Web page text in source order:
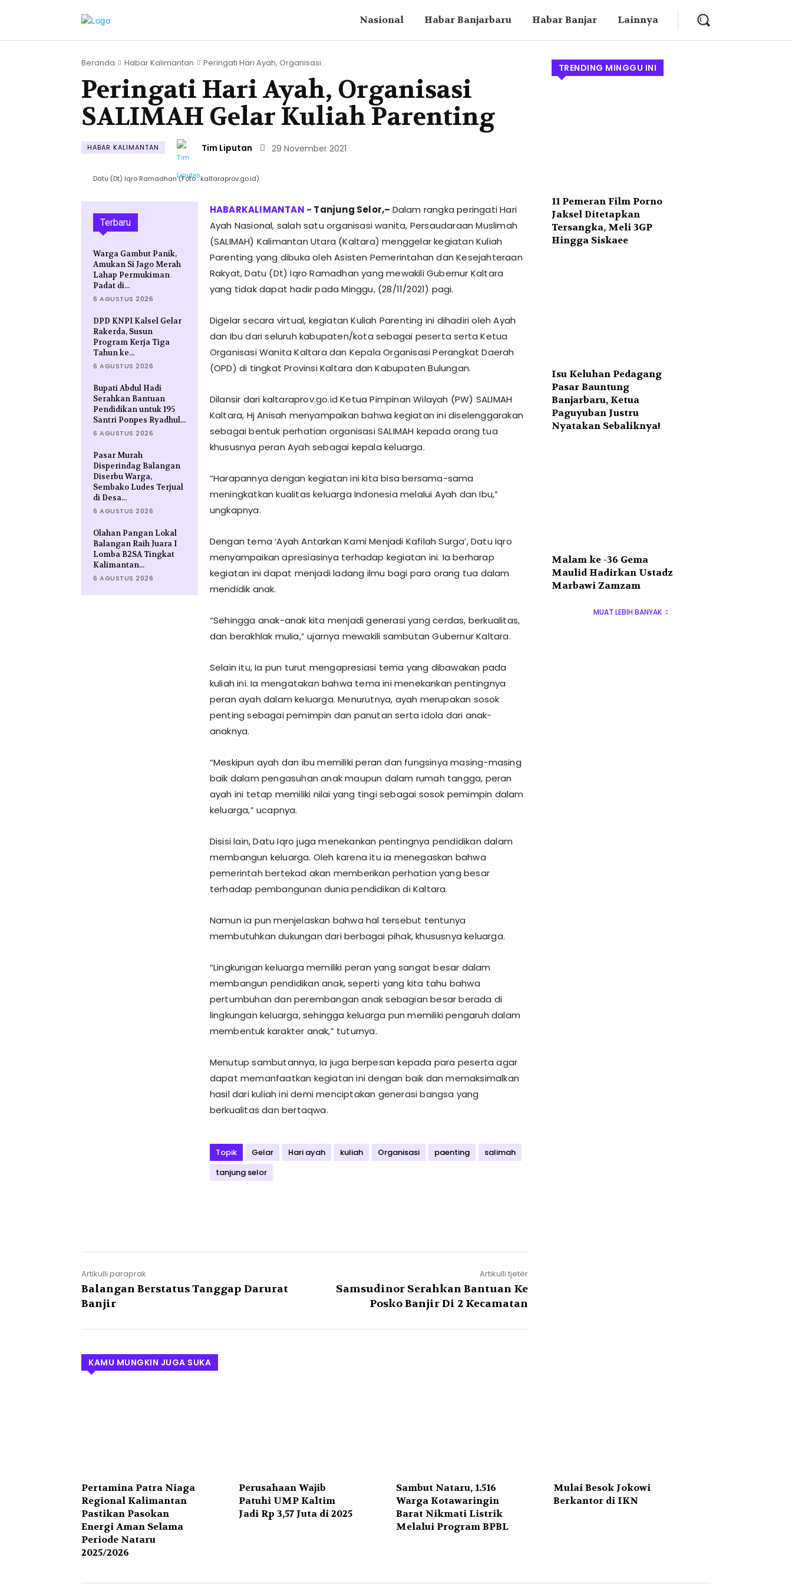
Nasional Habar Banjarbaru Habar Banjar Lainnya
Beranda Habar Kalimantan Peringati Hari Ayah, Organisasi...
Peringati Hari Ayah, Organisasi
SALIMAH Gelar Kuliah Parenting
HABAR KALIMANTAN Tim Liputan 29 November 2021
Datu (Dt) Iqro Ramadhan (Foto : kaltaraprov.go.id)
Terbaru
Warga Gambut Panik,
Amukan Si Jago Merah
Lahap Permukiman
Padat di...
6 AGUSTUS 2026
DPD KNPI Kalsel Gelar
Rakerda, Susun
Program Kerja Tiga
Tahun ke...
6 AGUSTUS 2026
Bupati Abdul Hadi
Serahkan Bantuan
Pendidikan untuk 195
Santri Ponpes Ryadhul...
6 AGUSTUS 2026
Pasar Murah
Disperindag Balangan
Diserbu Warga,
Sembako Ludes Terjual
di Desa...
6 AGUSTUS 2026
Olahan Pangan Lokal
Balangan Raih Juara I
Lomba B2SA Tingkat
Kalimantan...
6 AGUSTUS 2026
Tanjung Selor,– Dalam rangka peringati Hari
Ayah Nasional, salah satu organisasi wanita, Persaudaraan Muslimah
(SALIMAH) Kalimantan Utara (Kaltara) menggelar kegiatan Kuliah
Parenting yang dibuka oleh Asisten Pemerintahan dan Kesejahteraan
Rakyat, Datu (Dt) Iqro Ramadhan yang mewakili Gubernur Kaltara
yang tidak dapat hadir pada Minggu, (28/11/2021) pagi.
Digelar secara virtual, kegiatan Kuliah Parenting ini dihadiri oleh Ayah
dan Ibu dari seluruh kabupaten/kota sebagai peserta serta Ketua
Organisasi Wanita Kaltara dan Kepala Organisasi Perangkat Daerah
(OPD) di tingkat Provinsi Kaltara dan Kabupaten Bulungan.
Dilansir dari kaltaraprov.go.id Ketua Pimpinan Wilayah (PW) SALIMAH
Kaltara, Hj Anisah menyampaikan bahwa kegiatan ini diselenggarakan
sebagai bentuk perhatian organisasi SALIMAH kepada orang tua
khususnya peran Ayah sebagai kepala keluarga.
“Harapannya dengan kegiatan ini kita bisa bersama-sama
meningkatkan kualitas keluarga Indonesia melalui Ayah dan Ibu,”
ungkapnya.
Dengan tema ‘Ayah Antarkan Kami Menjadi Kafilah Surga’, Datu Iqro
menyampaikan apresiasinya terhadap kegiatan ini. Ia berharap
kegiatan ini dapat menjadi ladang ilmu bagi para orang tua dalam
mendidik anak.
“Sehingga anak-anak kita menjadi generasi yang cerdas, berkualitas,
dan berakhlak mulia,” ujarnya mewakili sambutan Gubernur Kaltara.
Selain itu, Ia pun turut mengapresiasi tema yang dibawakan pada
kuliah ini. Ia mengatakan bahwa tema ini menekankan pentingnya
peran ayah dalam keluarga. Menurutnya, ayah merupakan sosok
penting sebagai pemimpin dan panutan serta idola dari anak-
anaknya.
“Meskipun ayah dan ibu memiliki peran dan fungsinya masing-masing
baik dalam pengasuhan anak maupun dalam rumah tangga, peran
ayah ini tetap memiliki nilai yang tingi sebagai sosok pemimpin dalam
keluarga,” ucapnya.
Disisi lain, Datu Iqro juga menekankan pentingnya pendidikan dalam
membangun keluarga. Oleh karena itu ia menegaskan bahwa
pemerintah bertekad akan memberikan perhatian yang besar
terhadap pembangunan dunia pendidikan di Kaltara.
Namun ia pun menjelaskan bahwa hal tersebut tentunya
membutuhkan dukungan dari berbagai pihak, khususnya keluarga.
“Lingkungan keluarga memiliki peran yang sangat besar dalam
membangun pendidikan anak, seperti yang kita tahu bahwa
pertumbuhan dan perembangan anak sebagian besar berada di
lingkungan keluarga, sehingga keluarga pun memiliki pengaruh dalam
membentuk karakter anak,” tuturnya.
Menutup sambutannya, Ia juga berpesan kepada para peserta agar
dapat memanfaatkan kegiatan ini dengan baik dan memaksimalkan
hasil dari kuliah ini demi menciptakan generasi bangsa yang
berkualitas dan bertaqwa.
Topik Gelar Hari ayah kuliah Organisasi paenting
salimah
tanjung selor
Artikulli paraprak
Balangan Berstatus Tanggap Darurat
Banjir
Artikulli tjetër
Samsudinor Serahkan Bantuan Ke
Posko Banjir Di 2 Kecamatan
TRENDING MINGGU INI
11 Pemeran Film Porno
Jaksel Ditetapkan
Tersangka, Meli 3GP
Hingga Siskaee
Isu Keluhan Pedagang
Pasar Bauntung
Banjarbaru, Ketua
Paguyuban Justru
Nyatakan Sebaliknya!
Malam ke -36 Gema
Maulid Hadirkan Ustadz
Marbawi Zamzam
MUAT LEBIH BANYAK
KAMU MUNGKIN JUGA SUKA
Pertamina Patra Niaga
Regional Kalimantan
Pastikan Pasokan
Energi Aman Selama
Periode Nataru
2025/2026
Perusahaan Wajib
Patuhi UMP Kaltim
Jadi Rp 3,57 Juta di 2025
Sambut Nataru, 1.516
Warga Kotawaringin
Barat Nikmati Listrik
Melalui Program BPBL
Mulai Besok Jokowi
Berkantor di IKN